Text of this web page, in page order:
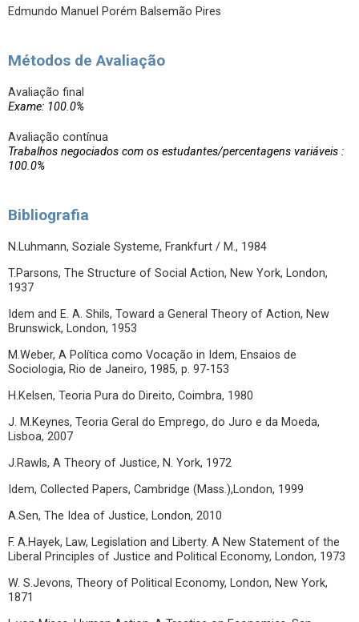
Edmundo Manuel Porém Balsemão Pires
Métodos de Avaliação
Avaliação final
Exame: 100.0%
Avaliação contínua
Trabalhos negociados com os estudantes/percentagens variáveis :
100.0%
Bibliografia
N.Luhmann, Soziale Systeme, Frankfurt / M., 1984
T.Parsons, The Structure of Social Action, New York, London,
1937
Idem and E. A. Shils, Toward a General Theory of Action, New
Brunswick, London, 1953
M.Weber, A Política como Vocação in Idem, Ensaios de
Sociologia, Rio de Janeiro, 1985, p. 97-153
H.Kelsen, Teoria Pura do Direito, Coimbra, 1980
J. M.Keynes, Teoria Geral do Emprego, do Juro e da Moeda,
Lisboa, 2007
J.Rawls, A Theory of Justice, N. York, 1972
Idem, Collected Papers, Cambridge (Mass.),London, 1999
A.Sen, The Idea of Justice, London, 2010
F. A.Hayek, Law, Legislation and Liberty. A New Statement of the
Liberal Principles of Justice and Political Economy, London, 1973
W. S.Jevons, Theory of Political Economy, London, New York,
1871